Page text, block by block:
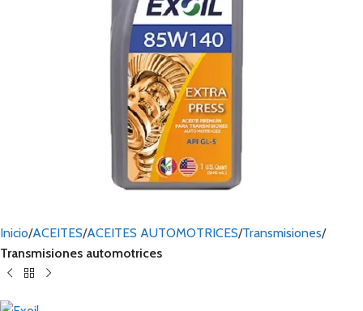
Inicio ACEITES ACEITES AUTOMOTRICES Transmisiones
Transmisiones automotrices